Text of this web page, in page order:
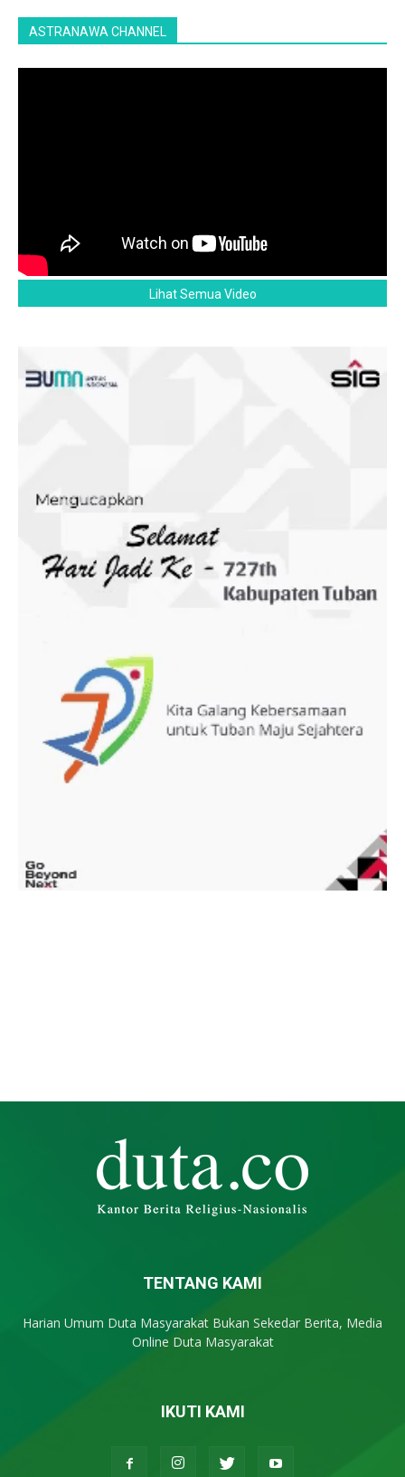
ASTRANAWA CHANNEL
Lihat Semua Video
TENTANG KAMI
Harian Umum Duta Masyarakat Bukan Sekedar Berita, Media
Online Duta Masyarakat
IKUTI KAMI